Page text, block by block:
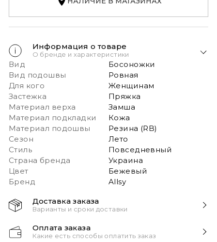
Информация о товаре
О бренде и характеристики
Вид
Босоножки
Вид подошвы
Ровная
Для кого
Женщинам
Застежка
Пряжка
Материал верха
Замша
Материал подкладки
Кожа
Материал подошвы
Резина (RB)
Сезон
Лето
Стиль
Повседневный
Страна бренда
Украина
Цвет
Бежевый
Бренд
Allsy
Доставка заказа
Варианты и сроки доставки
заказа!Оплата заказа
Какие есть способы оплатить заказ